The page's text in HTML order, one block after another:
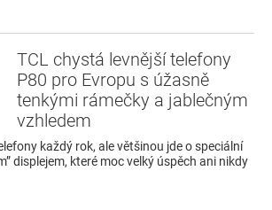
TCL chystá levnější telefony
P80 pro Evropu s úžasně
tenkými rámečky a jablečným
vzhledem
každý rok, ale většinou jde o speciální
displejem, které moc velký úspěch ani nikdy